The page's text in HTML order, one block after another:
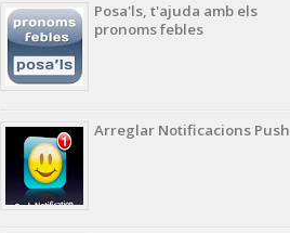
Posa'ls, t'ajuda amb els
pronoms febles
Arreglar Notificacions Push